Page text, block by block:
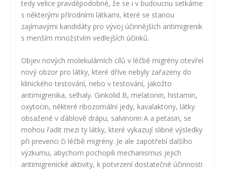
tedy velice pravděpodobné, že se i v budoucnu setkáme
s některými přírodními látkami, které se stanou
zajímavými kandidáty pro vývoj účinnějších antimigrenik
s menším množstvím vedlejších účinků.
Objev nových molekulárních cílů v léčbě migrény otevřel
nový obzor pro látky, které dříve nebyly zařazeny do
klinického testování, nebo v testování, jakožto
antimigrenika, selhaly. Ginkolid B, melatonin, histamin,
oxytocin, některé ribozomální jedy, kavalaktony, látky
obsažené v ďáblově drápu, salvinorin A a petasin, se
mohou řadit mezi ty látky, které vykazují slibné výsledky
při prevenci či léčbě migrény. Je ale zapotřebí dalšího
výzkumu, abychom pochopili mechanismus jejich
antimigrenické aktivity, k potvrzení dostatečné účinnosti